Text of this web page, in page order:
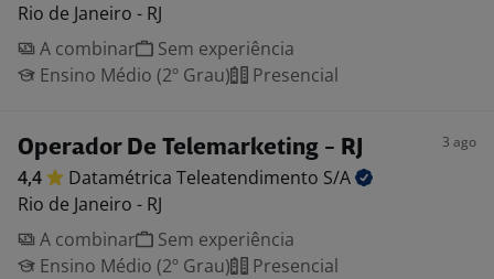
Rio de Janeiro - RJ
A combinar
Sem experiência
Ensino Médio (2º Grau)
Presencial
Operador De Telemarketing - RJ 3 ago
4,4 Datamétrica Teleatendimento S/A
Rio de Janeiro - RJ
A combinar
Sem experiência
Ensino Médio (2º Grau)
Presencial